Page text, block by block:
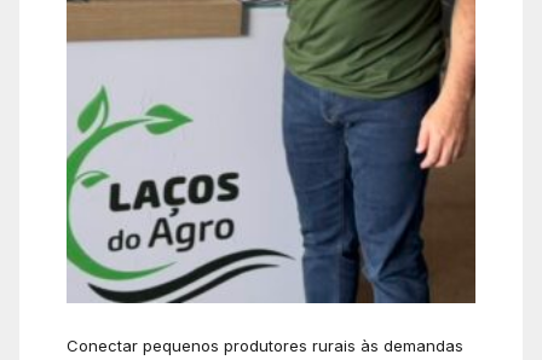
Conectar pequenos produtores rurais às demandas